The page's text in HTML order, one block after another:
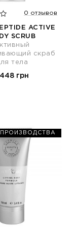
0 отзывов
ACTIVE
SCRUB
скраб
тела
грн